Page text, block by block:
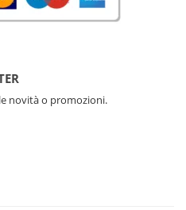
novità o promozioni.